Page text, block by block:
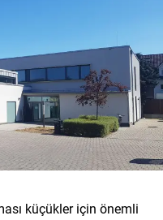
küçükler için önemli